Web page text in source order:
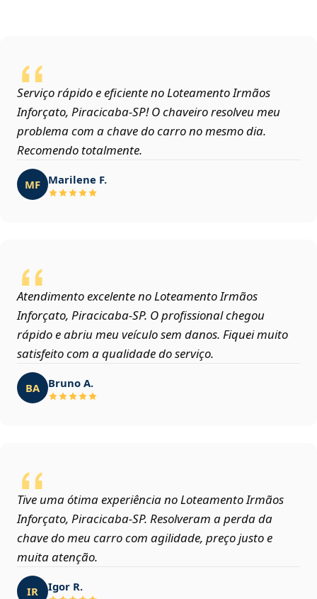
Serviço rápido e eficiente no Loteamento Irmãos
Inforçato, Piracicaba‑SP! O chaveiro resolveu meu
problema com a chave do carro no mesmo dia.
Recomendo totalmente.
MF Marilene F.
Atendimento excelente no Loteamento Irmãos
Inforçato, Piracicaba‑SP. O profissional chegou
rápido e abriu meu veículo sem danos. Fiquei muito
satisfeito com a qualidade do serviço.
BA Bruno A.
Tive uma ótima experiência no Loteamento Irmãos
Inforçato, Piracicaba‑SP. Resolveram a perda da
chave do meu carro com agilidade, preço justo e
muita atenção.
IR Igor R.